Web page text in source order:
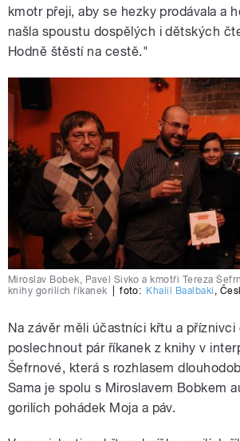
kmotr přeji, aby se hezky prodávala a
našla spoustu dospělých i dětských
Hodně štěstí na cestě."
Miroslav Bobek, Pavel Sivko a kmotři Tereza
knihy gorilích říkanek
foto: Khalil Baalbaki ,
Na závěr měli účastníci křtu a
poslechnout pár říkanek z knihy v
Šefrnové, která s rozhlasem
Sama je spolu s Miroslavem Bobkem
gorilích pohádek Moja a páv.